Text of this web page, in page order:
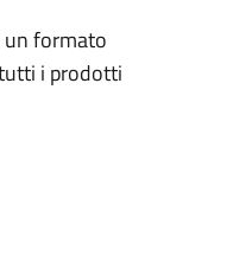
un formato
i prodotti